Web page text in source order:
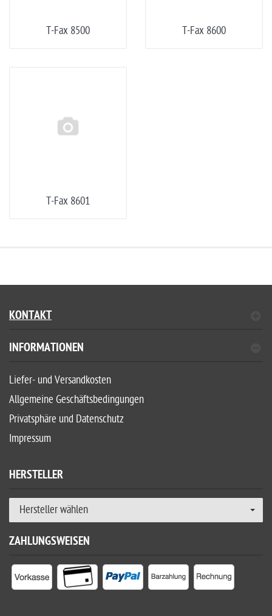
T-Fax 8500 T-Fax 8600
T-Fax 8601
KONTAKT
INFORMATIONEN
Liefer- und Versandkosten
Allgemeine Geschäftsbedingungen
Privatsphäre und Datenschutz
Impressum
HERSTELLER
Hersteller wählen
ZAHLUNGSWEISEN